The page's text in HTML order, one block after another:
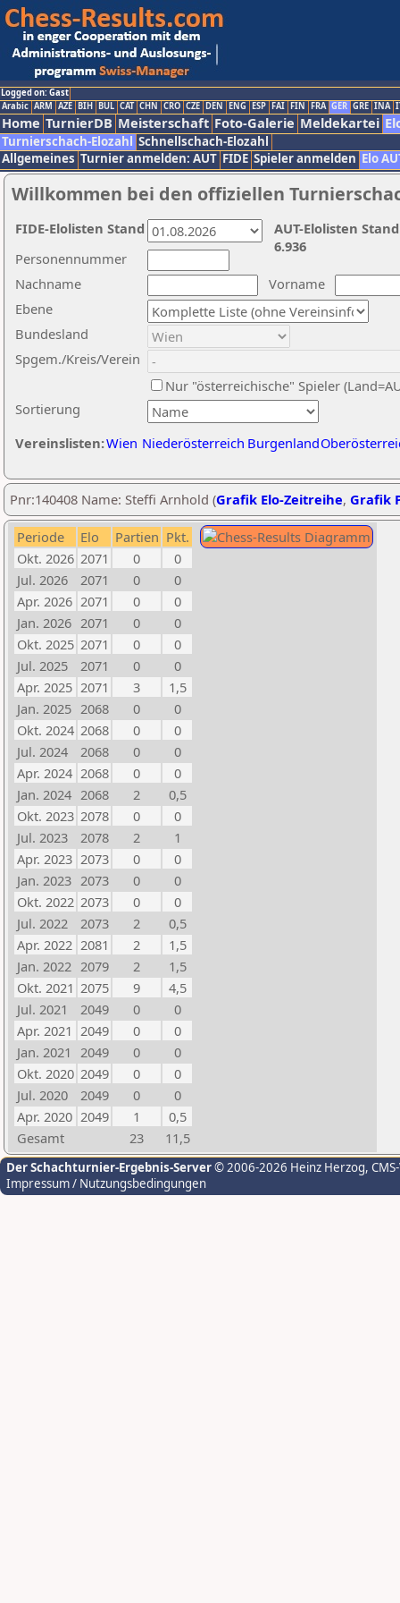
Logged on: Gast
Arabic ARM AZE BIH BUL CAT CHN CRO CZE DEN ENG ESP FAI FIN FRA GER GRE INA
Home TurnierDB Meisterschaft Foto-Galerie Meldekartei
Turnierschach-Elozahl Schnellschach-Elozahl
Allgemeines Turnier anmelden: AUT FIDE Spieler anmelden Elo
Willkommen bei den offiziellen
Nachname
Vorname
Ebene
Sortierung
Personennummer
Bundesland
Spgem./Kreis/Verein
Nur "österreichische" Spieler
Vereinslisten:Wien Niederösterreich Burgenland
AUT-Elolisten
6.936
FIDE-Elolisten Stand
Pnr:140408 Name: Steffi Arnhold (Grafik Elo-Zeitreihe, Grafik
Periode Elo Partien Pkt.
Okt. 2026 2071 0
0
Jul. 2026
2071 0
0
Apr. 2026 2071 0
0
Jan. 2026 2071 0
0
Okt. 2025 2071 0
0
Jul. 2025
2071 0
0
Apr. 2025 2071 3
1,5
Jan. 2025 2068 0
0
Okt. 2024 2068 0
0
Jul. 2024
2068 0
0
Apr. 2024 2068 0
0
Jan. 2024 2068 2
0,5
Okt. 2023 2078 0
0
Jul. 2023
2078 2
1
Apr. 2023 2073 0
0
Jan. 2023 2073 0
0
Okt. 2022 2073 0
0
Jul. 2022
2073 2
0,5
Apr. 2022 2081 2
1,5
Jan. 2022 2079 2
1,5
Okt. 2021 2075 9
4,5
Jul. 2021
2049 0
0
Apr. 2021 2049 0
0
Jan. 2021 2049 0
0
Okt. 2020 2049 0
0
Jul. 2020
2049 0
0
Apr. 2020 2049 1
0,5
Gesamt
23 11,5
Der Schachturnier-Ergebnis-Server© 2006-2026 Heinz Herzog,
Impressum / Nutzungsbedingungen